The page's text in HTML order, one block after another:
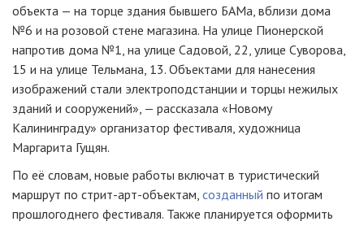
объекта — на торце здания бывшего БАМа, вблизи дома
№6 и на розовой стене магазина. На улице Пионерской
напротив дома №1, на улице Садовой, 22, улице Суворова,
15 и на улице Тельмана, 13. Объектами для нанесения
изображений стали электроподстанции и торцы нежилых
зданий и сооружений», — рассказала «Новому
Калининграду» организатор фестиваля, художница
Маргарита Гущян.
По её словам, новые работы включат в туристический
маршрут по стрит-арт-объектам, созданный по итогам
прошлогоднего фестиваля. Также планируется оформить